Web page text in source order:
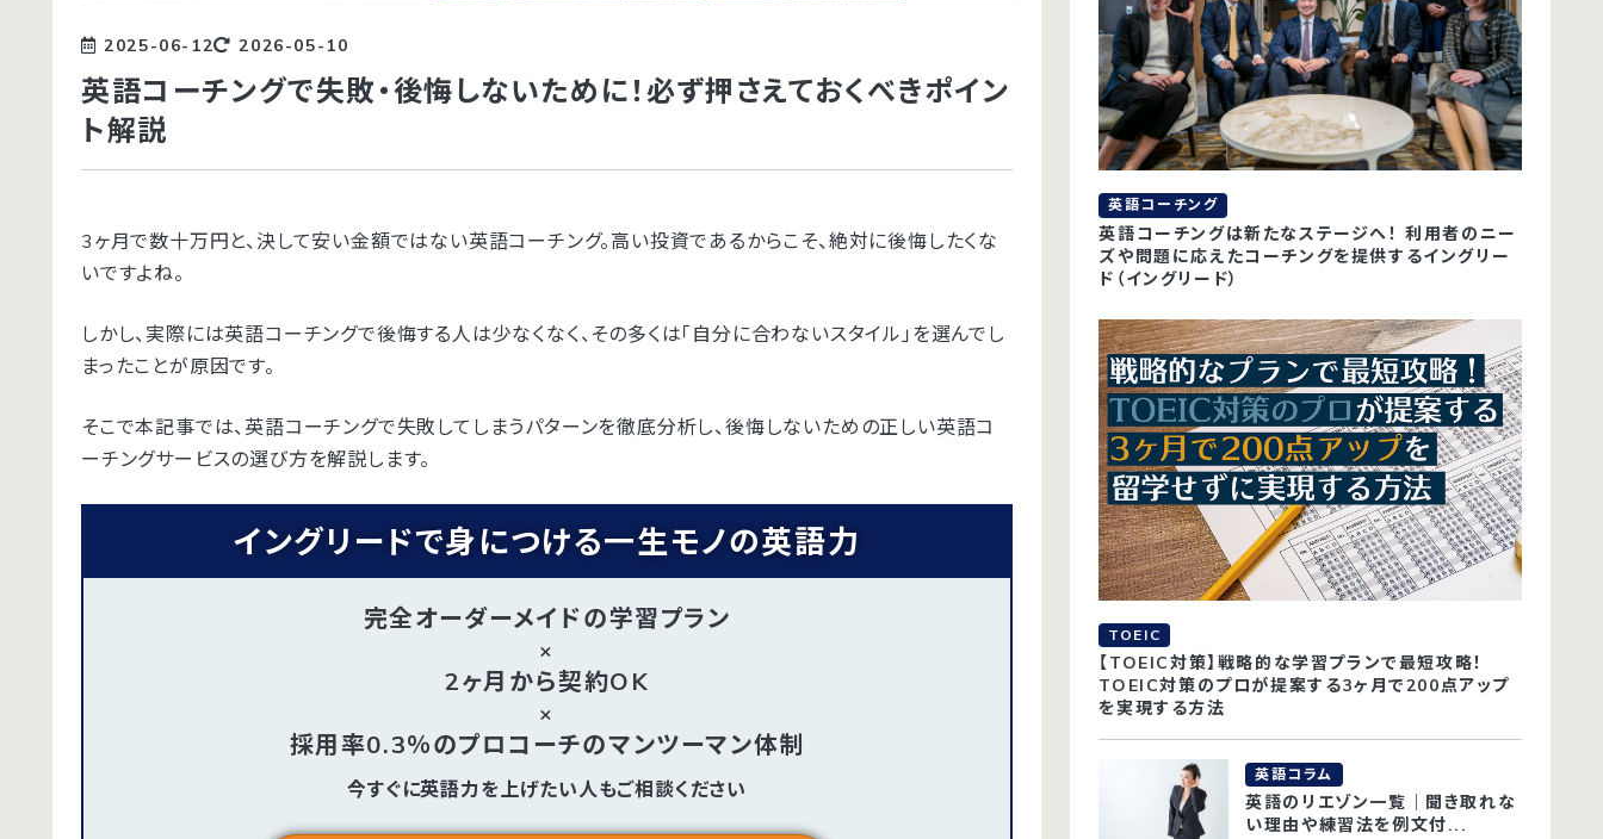
2025-06-12 2026-05-10
英語コーチングで失敗・後悔しないために！必ず押さえておくべきポイン
ト解説
3ヶ月で数十万円と、決して安い金額ではない英語コーチング。高い投資であるからこそ、絶対に後悔したくな
いですよね。
しかし、実際には英語コーチングで後悔する人は少なくなく、その多くは「自分に合わないスタイル」を選んでし
まったことが原因です。
そこで本記事では、英語コーチングで失敗してしまうパターンを徹底分析し、後悔しないための正しい英語コ
ーチングサービスの選び方を解説します。
イングリードで身につける一生モノの英語力
完全オーダーメイドの学習プラン
×
2ヶ月から契約OK
×
採用率0.3％のプロコーチのマンツーマン体制
今すぐに英語力を上げたい人もご相談ください
英語コーチング
英語コーチングは新たなステージへ！ 利用者のニー
ズや問題に応えたコーチングを提供するイングリー
ド（イングリード）
TOEIC
【TOEIC対策】戦略的な学習プランで最短攻略！
TOEIC対策のプロが提案する3ヶ月で200点アップ
を実現する方法
英語コラム
英語のリエゾン一覧｜聞き取れな
い理由や練習法を例文付...